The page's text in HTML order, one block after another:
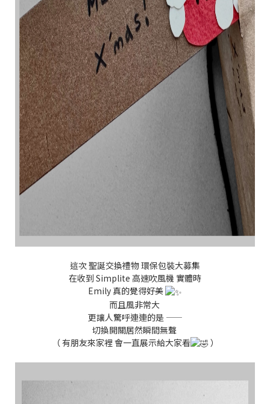
這次 聖誕交換禮物 環保包裝大募集
在收到 Simplite 高速吹風機 實體時
Emily 真的覺得好美
而且風非常大
更讓人驚呼連連的是 ——
切換開關居然瞬間無聲
（ 有朋友來家裡 會一直展示給大家看
）